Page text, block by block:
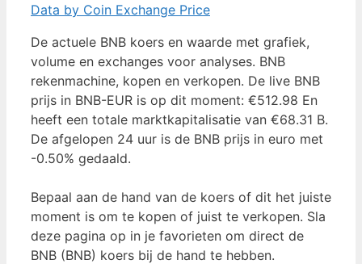
Data by Coin Exchange Price
De actuele BNB koers en waarde met grafiek,
volume en exchanges voor analyses. BNB
rekenmachine, kopen en verkopen. De live BNB
prijs in BNB-EUR is op dit moment: €512.98 En
heeft een totale marktkapitalisatie van €68.31 B.
De afgelopen 24 uur is de BNB prijs in euro met
-0.50% gedaald.
Bepaal aan de hand van de koers of dit het juiste
moment is om te kopen of juist te verkopen. Sla
deze pagina op in je favorieten om direct de
BNB (BNB) koers bij de hand te hebben.